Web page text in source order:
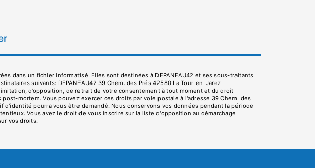
dans un fichier informatisé. Elles sont destinées à DEPANEAU42 et ses sous-traitants
suivants: DEPANEAU42 39 Chem. des Prés 42580 La Tour-en-Jarez
d’opposition, de retrait de votre consentement à tout moment et du droit
mortem. Vous pouvez exercer ces droits par voie postale à l'adresse 39 Chem. des
pourra vous être demandé. Nous conservons vos données pendant la période
Vous avez le droit de vous inscrire sur la liste d'opposition au démarchage
vos droits.